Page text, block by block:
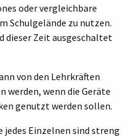
oder vergleichbare
Schulgelände zu nutzen.
dieser Zeit ausgeschaltet
von den Lehrkräften
werden, wenn die Geräte
genutzt werden sollen.
Einzelnen sind streng